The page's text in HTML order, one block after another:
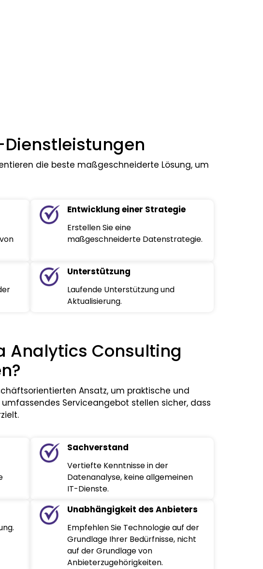
die beste maßgeschneiderte Lösung, um
Entwicklung einer Strategie
Erstellen Sie eine
maßgeschneiderte Datenstrategie.
Unterstützung
Laufende Unterstützung und
Aktualisierung.
Analytics Consulting
Ansatz, um praktische und
Serviceangebot stellen sicher, dass
Sachverstand
Vertiefte Kenntnisse in der
Datenanalyse, keine allgemeinen
IT-Dienste.
Unabhängigkeit des Anbieters
Empfehlen Sie Technologie auf der
Grundlage Ihrer Bedürfnisse, nicht
auf der Grundlage von
Anbieterzugehörigkeiten.